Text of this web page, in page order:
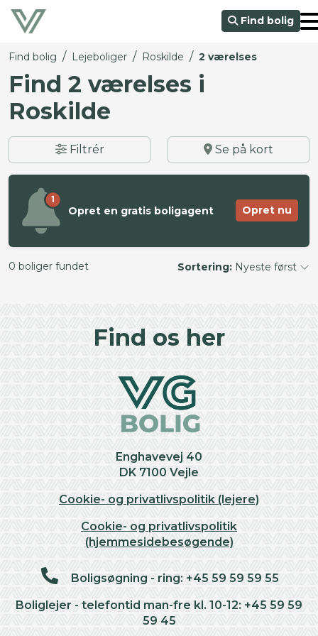
Find bolig
Find bolig / Lejeboliger / Roskilde / 2 værelses
Find 2 værelses i
Roskilde
Filtrér Se på kort
1
Opret en gratis boligagent Opret nu
0 boliger fundet Sortering: Nyeste først
Find os her
Enghavevej 40
DK 7100 Vejle
Cookie- og privatlivspolitik (lejere)
Cookie- og privatlivspolitik
(hjemmesidebesøgende)
Boligsøgning - ring: +45 59 59 59 55
Boliglejer - telefontid man-fre kl. 10-12: +45 59 59
59 45